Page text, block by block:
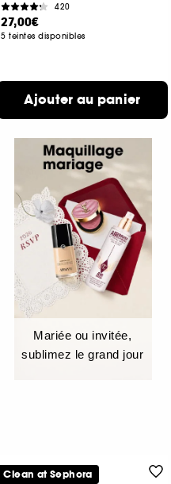
420
27,00€
5 teintes disponibles
Ajouter au panier
Mariée ou invitée,
sublimez le grand jour
Clean at Sephora